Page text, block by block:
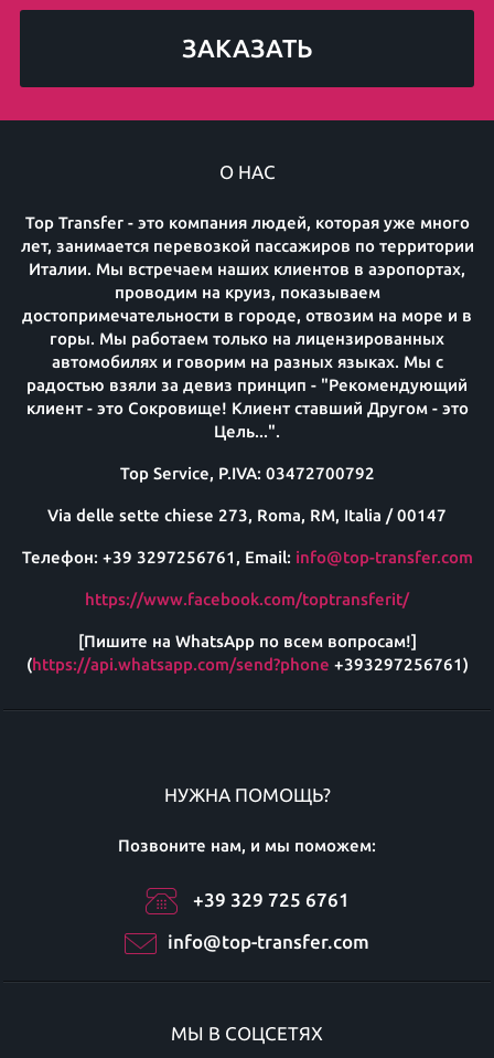
ЗАКАЗАТЬ
О НАС
Top Transfer - это компания людей, которая уже много
лет, занимается перевозкой пассажиров по территории
Италии. Мы встречаем наших клиентов в аэропортах,
проводим на круиз, показываем
достопримечательности в городе, отвозим на море и в
горы. Мы работаем только на лицензированных
автомобилях и говорим на разных языках. Мы с
радостью взяли за девиз принцип - "Рекомендующий
клиент - это Сокровище! Клиент ставший Другом - это
Цель...".
Top Service, P.IVA: 03472700792
Via delle sette chiese 273, Roma, RM, Italia / 00147
Телефон: +39 3297256761, Email: info@top-transfer.com
https://www.facebook.com/toptransferit/
[Пишите на WhatsApp по всем вопросам!]
(https://api.whatsapp.com/send?phone +393297256761)
НУЖНА ПОМОЩЬ?
Позвоните нам, и мы поможем:
+39 329 725 6761
info@top-transfer.com
МЫ В СОЦСЕТЯХ